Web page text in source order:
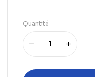
Quantité